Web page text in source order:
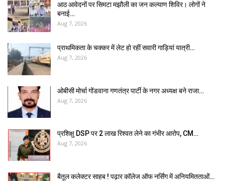
आठ आवेदनों पर सिमटा मझौली का जन कल्याण शिविर। लोगों ने
बनाई…
Aug 7, 2026
प्राथमिकता के चक्कर में लेट हो रहीं सवारी गाड़ियां यात्री…
Aug 7, 2026
ओबीसी मोर्चा गोंडवाना गणतंत्र पार्टी के नगर अध्यक्ष बने राजा…
Aug 7, 2026
प्रशिक्षु DSP पर ₹2 लाख रिश्वत लेने का गंभीर आरोप, CM…
Aug 7, 2026
बैतूल कलेक्टर साहब ! पढ़ार कॉलेज ऑफ नर्सिंग में अनियमितताओं…